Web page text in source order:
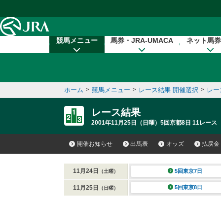
競馬メニュー 馬券・JRA-UMACA ネット馬
ホーム > 競馬メニュー > レース結果 開催選択 > レ
レース結果
2001年11月25日（日曜）5回京都8日 11レース
開催お知らせ 出馬表 オッズ 払戻金
11月24日 （土曜） 5回東京7日
11月25日 （日曜） 5回東京8日